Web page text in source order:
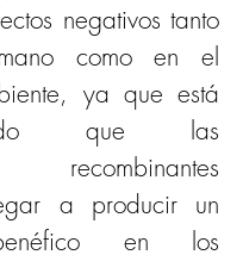
negativos tanto
como en el
ya que está
que las
recombinantes
a producir un
en los